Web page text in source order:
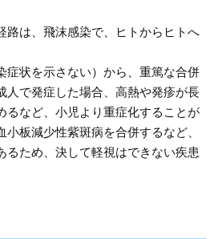
は、飛沫感染で、ヒトからヒトへ
状を示さない）から、重篤な合併
人で発症した場合、高熱や発疹が長
るなど、小児より重症化することが
板減少性紫斑病を合併するなど、
るため、決して軽視はできない疾患